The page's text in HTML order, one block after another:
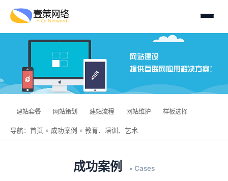
建站套餐 网站策划 建站流程 网站维护 样板选择
导航： 首页 » 成功案例 » 教育、培训、艺术
成功案例 • Cases